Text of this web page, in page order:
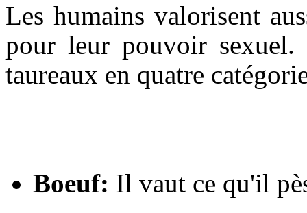
Les humains valorisent
pour leur pouvoir sexuel.
taureaux en quatre
Boeuf: Il vaut ce qu'il